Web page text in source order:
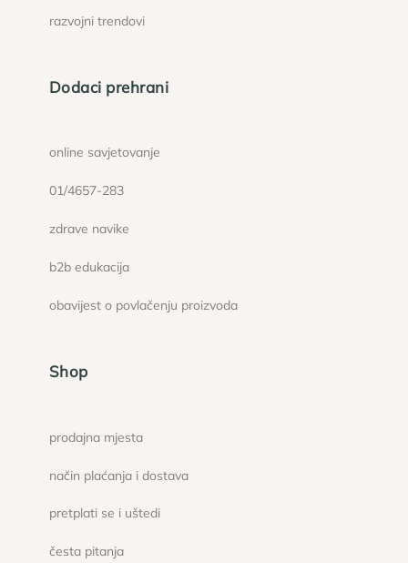
razvojni trendovi
Dodaci prehrani
online savjetovanje
01/4657-283
zdrave navike
b2b edukacija
obavijest o povlačenju proizvoda
Shop
prodajna mjesta
način plaćanja i dostava
pretplati se i uštedi
česta pitanja